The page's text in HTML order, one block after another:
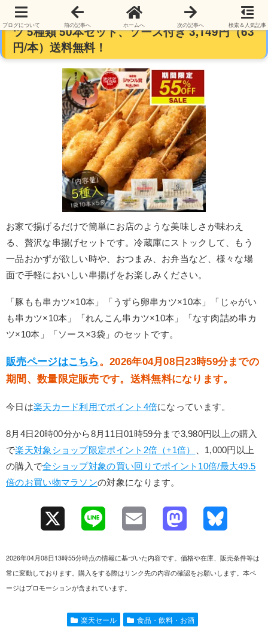
【本日限定】「港ダイニングしおそう」、串カ
ツ 5種類 50本セット、ソース付き 3,149円（63
円/本）送料無料！
お家で揚げるだけで簡単にお店のような美味しさが味わえ
る、贅沢な串揚げセットです。冷蔵庫にストックして、もう
一品おかずが欲しい時や、おつまみ、お弁当など、様々な場
面で手軽においしい串揚げをお楽しみください。
「豚もも串カツ×10本」「うずら卵串カツ×10本」「じゃがい
も串カツ×10本」「れんこん串カツ×10本」「なす肉詰め串カ
ツ×10本」「ソース×3袋」のセットです。
販売ページはこちら 。2026年04月08日23時59分までの
期間、数量限定販売です。送料無料になります。
今日は楽天カード利用でポイント4倍になっています。
8月4日20時00分から8月11日01時59分まで3,980円以上の購入
で楽天対象ショップ限定ポイント2倍（+1倍）
、1,000円以上
の購入で全ショップ対象の買い回りでポイント10倍/最大49.5
倍のお買い物マラソンの対象になります。
e
l o
2026年04月08日13時55分時点の情報に基づいた内容です。価格や在庫、販売条件等は
常に変動しております。購入をする際はリンク先の内容の確認をお願いします。本ペ
ージはプロモーションが含まれています。
楽天セール 食品・飲料・お酒
ブログについて 前の記事へ ホームへ 次の記事へ 検索＆人気記事